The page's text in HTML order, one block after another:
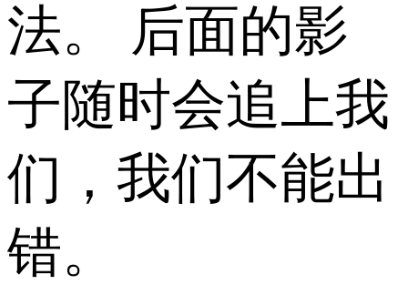
法。 后面的影
子随时会追上我
们，我们不能出
错。